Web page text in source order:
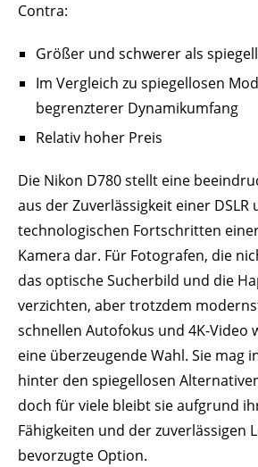
Contra:
Größer und schwerer als
Im Vergleich zu spiegellosen
begrenzterer Dynamikumfang
Relativ hoher Preis
Die Nikon D780 stellt eine
aus der Zuverlässigkeit einer DSLR
technologischen Fortschritten
Kamera dar. Für Fotografen, die
das optische Sucherbild und die
verzichten, aber trotzdem
schnellen Autofokus und 4K-Video
eine überzeugende Wahl. Sie mag
hinter den spiegellosen
doch für viele bleibt sie aufgrund
Fähigkeiten und der zuverlässigen
bevorzugte Option.